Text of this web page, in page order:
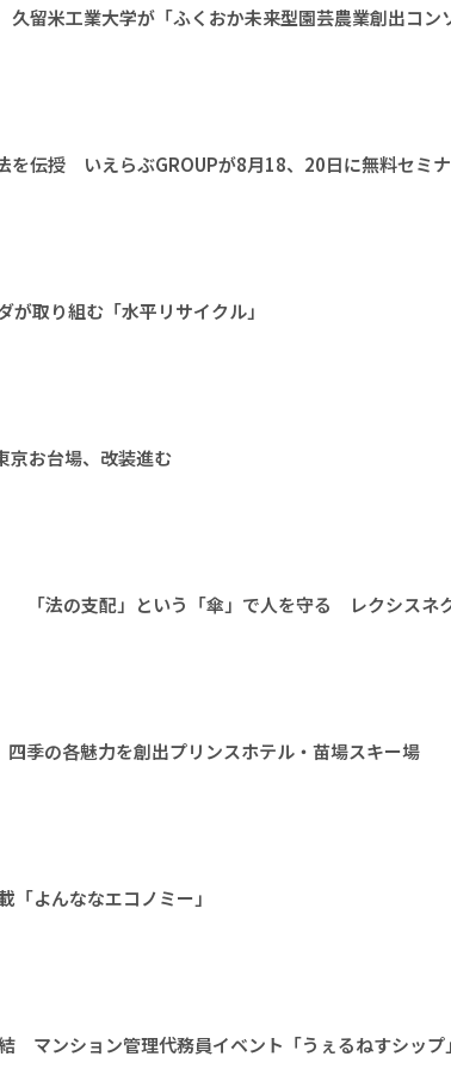
留米工業大学が「ふくおか未来型園芸農業創出コン
を伝授 いえらぶGROUPが8月18、20日に無料セミ
取り組む「水平リサイクル」
お台場、改装進む
「法の支配」という「傘」で人を守る レクシスネ
季の各魅力を創出プリンスホテル・苗場スキー場
「よんななエコノミー」
マンション管理代務員イベント「うぇるねすシップ」